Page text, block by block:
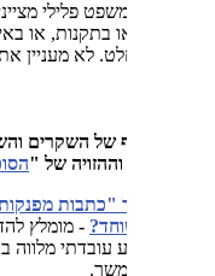
פלילי מציינים
בתקנות, או באיזה נוהל
לא מעניין את מערכות
של השקרים והשערוריות
של "הסוכן המדיח",
"כתבות מפנקות" הפכו
מומלץ להדפיס את
עובדתי מלווה בעשרות